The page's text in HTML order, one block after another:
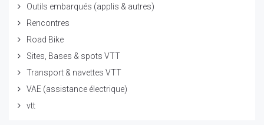
Outils embarqués (applis & autres)
Rencontres
Road Bike
Sites, Bases & spots VTT
Transport & navettes VTT
VAE (assistance électrique)
vtt